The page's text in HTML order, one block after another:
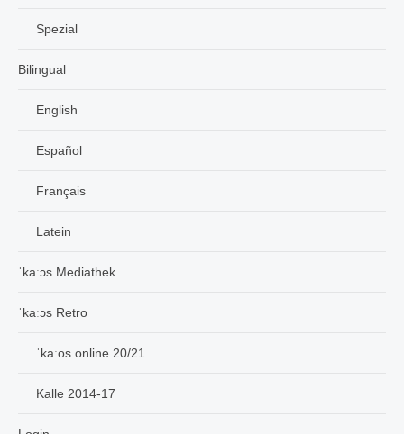
Spezial
Bilingual
English
Español
Français
Latein
ˈkaːɔs Mediathek
ˈkaːɔs Retro
ˈkaːos online 20/21
Kalle 2014-17